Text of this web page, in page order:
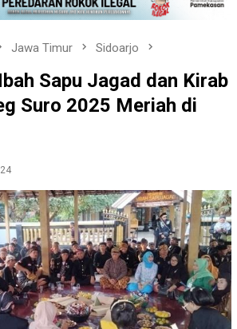
Jawa Timur Sidoarjo
Sapu Jagad dan Kirab
Suro 2025 Meriah di